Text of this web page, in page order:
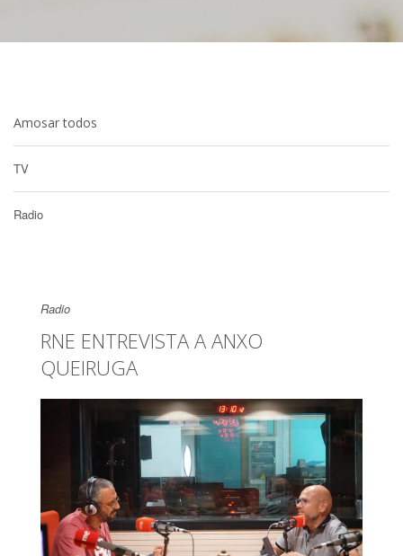
Amosar todos
TV
Radio
Radio
RNE ENTREVISTA A ANXO
QUEIRUGA